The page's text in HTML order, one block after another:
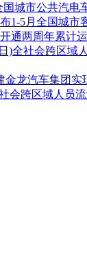
国城市公共汽电
1-5月全国城市
通两周年累计
)全社会跨区域
金龙汽车集团实
会跨区域人员